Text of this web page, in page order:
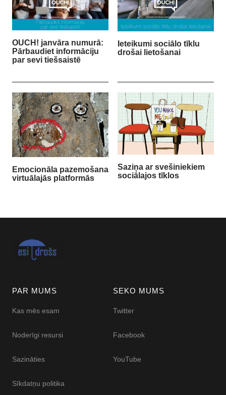
OUCH! janvāra numurā:
Pārbaudiet informāciju
par sevi tiešsaistē
Ieteikumi sociālo tīklu
drošai lietošanai
Emocionāla pazemošana
virtuālajās platformās
Saziņa ar svešiniekiem
sociālajos tīklos
PAR MUMS
Kas mēs esam
Noderīgi resursi
Sazināties
Sīkdatņu politika
SEKO MUMS
Twitter
Facebook
YouTube